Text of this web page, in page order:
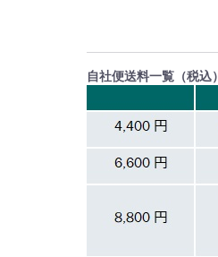
自社便送料一覧（税込）